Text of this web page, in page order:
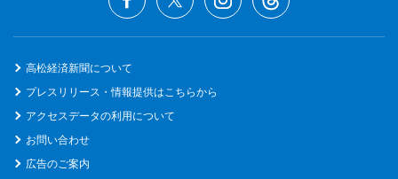
高松経済新聞について
プレスリリース・情報提供はこちらから
アクセスデータの利用について
お問い合わせ
広告のご案内